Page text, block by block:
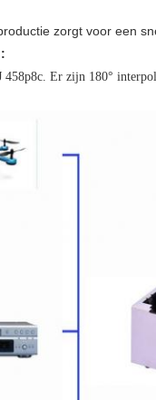
zorgt voor een
458p8c. Er zijn 180°